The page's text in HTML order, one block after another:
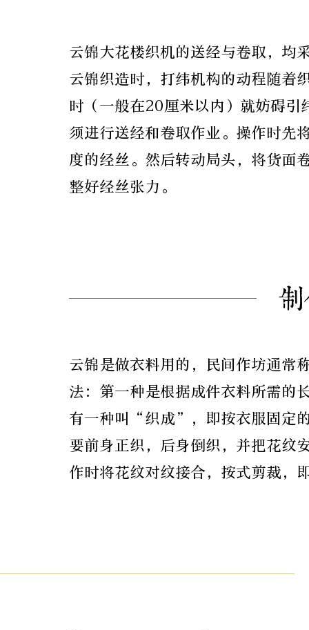
云锦大花楼织机的送经与卷取，均
云锦织造时，打纬机构的动程随着
时（一般在20厘米以内）就妨碍引
须进行送经和卷取作业。操作时先
度的经丝。然后转动局头，将货面
整好经丝张力。
云锦是做衣料用的，民间作坊通
法：第一种是根据成件衣料所需的
有一种叫“织成”，即按衣服固定
要前身正织，后身倒织，并把花纹
作时将花纹对纹接合，按式剪裁，